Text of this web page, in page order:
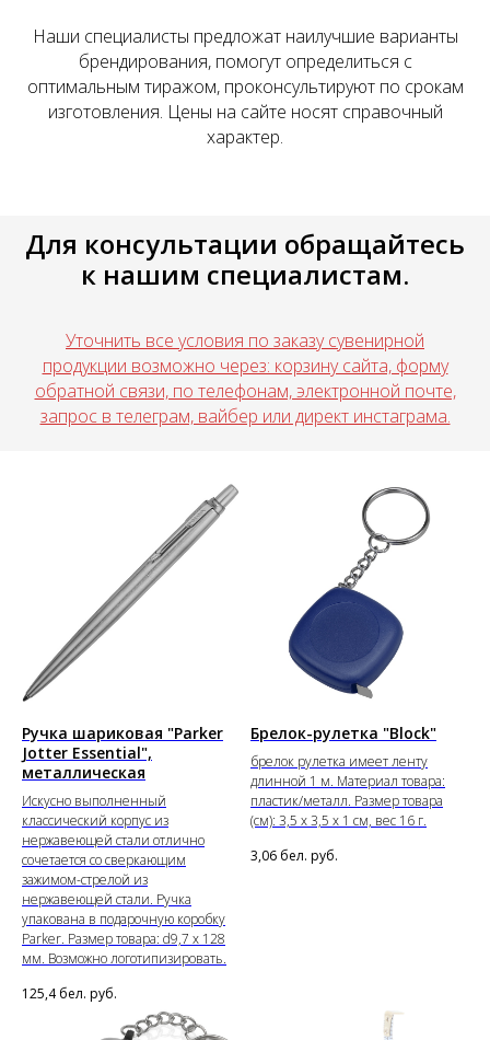
Наши специалисты предложат наилучшие варианты
брендирования, помогут определиться с
оптимальным тиражом, проконсультируют по срокам
изготовления. Цены на сайте носят справочный
характер.
Для консультации обращайтесь
к нашим специалистам.
Уточнить все условия по заказу сувенирной
продукции возможно через: корзину сайта, форму
обратной связи, по телефонам, электронной почте,
запрос в телеграм, вайбер или директ инстаграма.
Ручка шариковая "Parker
Jotter Essential",
металлическая
Искусно выполненный
классический корпус из
нержавеющей стали отлично
сочетается со сверкающим
зажимом-стрелой из
нержавеющей стали. Ручка
упакована в подарочную коробку
Parker. Размер товара: d9,7 х 128
мм. Возможно логотипизировать.
125,4 бел. руб.
Брелок-рулетка "Block"
брелок рулетка имеет ленту
длинной 1 м. Материал товара:
пластик/металл. Размер товара
(см): 3,5 х 3,5 х 1 см, вес 16 г.
3,06 бел. руб.